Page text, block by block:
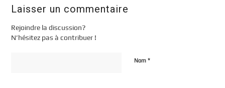
Laisser un commentaire
Rejoindre la discussion?
N’hésitez pas à contribuer !
Nom*